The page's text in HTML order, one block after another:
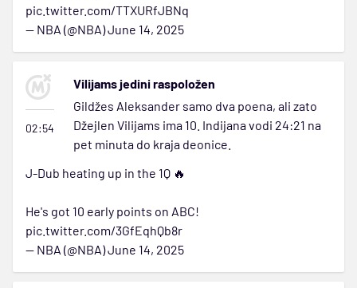
pic.twitter.com/TTXURfJBNq
— NBA (@NBA)June 14, 2025
02:54
Vilijams jedini raspoložen
Gildžes Aleksander samo dva poena, ali zato
Džejlen Vilijams ima 10. Indijana vodi 24:21 na
pet minuta do kraja deonice.
J-Dub heating up in the 1Q 🔥
He's got 10 early points on ABC!
pic.twitter.com/3GfEqhQb8r
— NBA (@NBA)June 14, 2025